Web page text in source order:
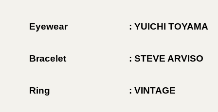
Eyewear
Bracelet
Ring
: YUICHI TOYAMA
: STEVE ARVISO
: VINTAGE